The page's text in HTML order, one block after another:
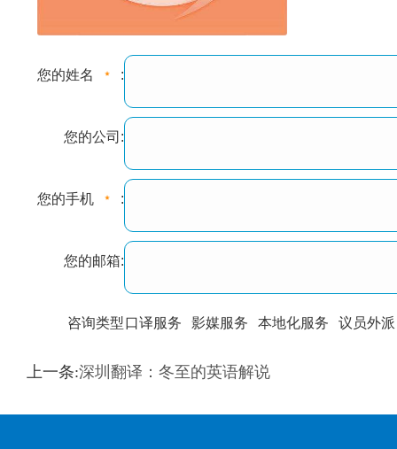
您的姓名 :
您的公司:
您的手机 :
您的邮箱:
咨询类型口译服务 影媒服务 本地化服务 议员外派
训翻译 标准级 专业级
上一条:深圳翻译：冬至的英语解说